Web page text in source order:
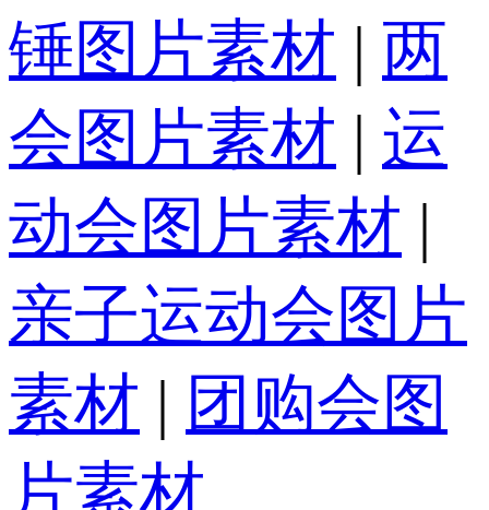
锤图片素材 | 两
会图片素材 | 运
动会图片素材 |
亲子运动会图片
素材 | 团购会图
片素材